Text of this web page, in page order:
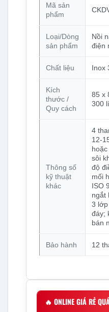
Mã sản
phẩm
Loại/Dòng
sản phẩm
Nồi
điện
Chất liệu Inox
Kích
thước /
Quy cách
85 x
300
Thông số
kỹ thuật
khác
4
12-
sôi
độ
mối
ISO
ngắt
3 lớp
đáy;
bán
Bảo hành 12
🔥 ONLINE GIÁ RẺ